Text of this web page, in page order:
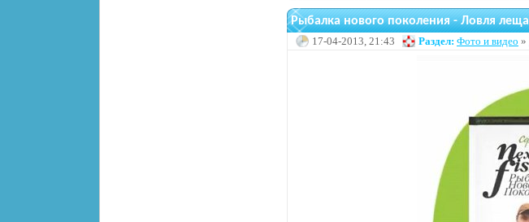
Рыбалка нового поколения - Ловля
17-04-2013, 21:43 Раздел: Фото и видео »